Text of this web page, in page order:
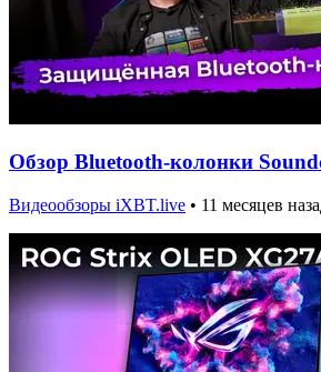
Обзор Bluetooth-колонки
Видеообзоры iXBT.live • 11 месяцев